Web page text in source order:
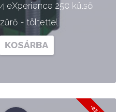
eXperience 250 külső
- töltettel
KOSÁRBA